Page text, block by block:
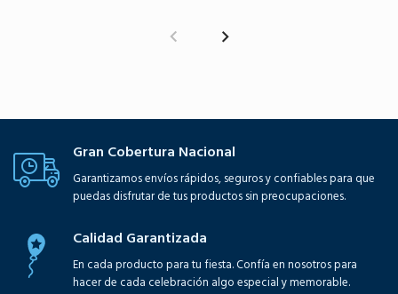
Gran Cobertura Nacional
Garantizamos envíos rápidos, seguros y confiables para que
puedas disfrutar de tus productos sin preocupaciones.
Calidad Garantizada
En cada producto para tu fiesta. Confía en nosotros para
hacer de cada celebración algo especial y memorable.